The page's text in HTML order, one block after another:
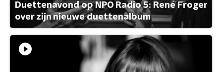
Duettenavond op NPO Radio 5: René Froger
over zijn nieuwe duettenalbum